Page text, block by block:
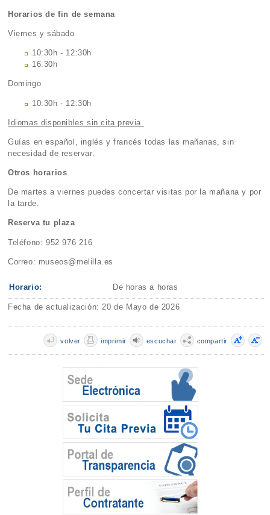
Horarios de fin de semana
Viernes y sábado
10:30h - 12:30h
16:30h
Domingo
10:30h - 12:30h
Idiomas disponibles sin cita previa
Guías en español, inglés y francés todas las mañanas, sin
necesidad de reservar.
Otros horarios
De martes a viernes puedes concertar visitas por la mañana y por
la tarde.
Reserva tu plaza
Teléfono: 952 976 216
Correo: museos@melilla.es
Horario: De horas a horas
Fecha de actualización: 20 de Mayo de 2026
compartir
escuchar
imprimir
volver